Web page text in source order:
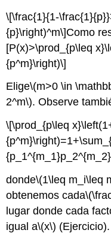
\[\frac{1}{1-
{p}\right)^m\]Como
[P(x)>\prod_{p\leq
{p^m}\right)\]
Elige\(m>0 \in
2^m\). Observe
\[\prod_{p\leq
donde\(1\leq m_i\leq
obtenemos cada
lugar donde cada
igual a\(x\)